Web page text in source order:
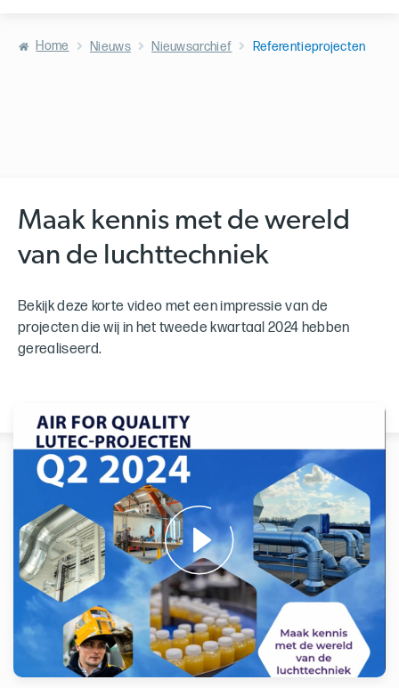
Home Nieuws Nieuwsarchief Referentieprojecten
Maak kennis met de wereld
van de luchttechniek
Bekijk deze korte video met een impressie van de
projecten die wij in het tweede kwartaal 2024 hebben
gerealiseerd.